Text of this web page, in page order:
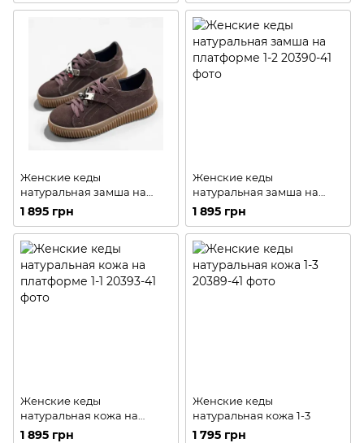
Женские кеды
натуральная замша на
платформе 1-3
1 895 грн
Женские кеды
натуральная замша на
платформе 1-2
1 895 грн
Женские кеды
натуральная кожа на
платформе 1-1
1 895 грн
Женские кеды
натуральная кожа 1-3
1 795 грн